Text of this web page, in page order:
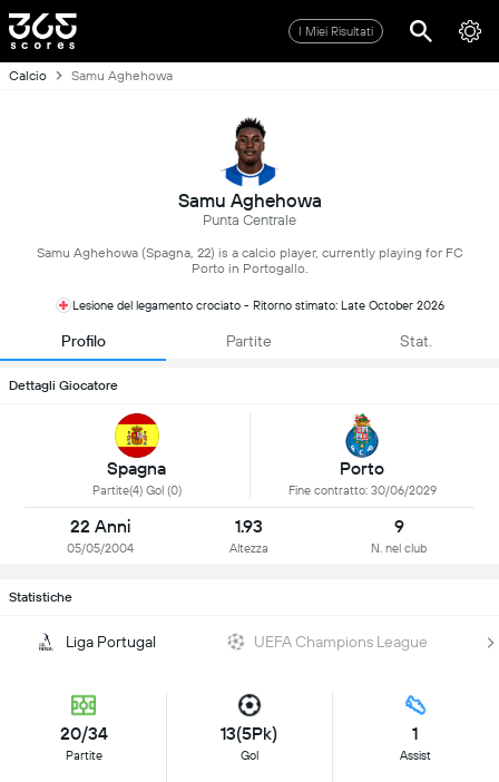
I Miei Risultati
Calcio Samu Aghehowa
Samu Aghehowa
Punta Centrale
Samu Aghehowa (Spagna, 22) is a calcio player, currently playing for FC
Porto in Portogallo.
Lesione del legamento crociato - Ritorno stimato: Late October 2026
Profilo Partite Stat.
Dettagli Giocatore
Spagna
Partite(4) Gol (0)
Porto
Fine contratto: 30/06/2029
22 Anni
05/05/2004
1.93
Altezza
9
N. nel club
Statistiche
Liga Portugal UEFA Champions League
20/34
Partite
13(5Pk)
Gol
1
Assist